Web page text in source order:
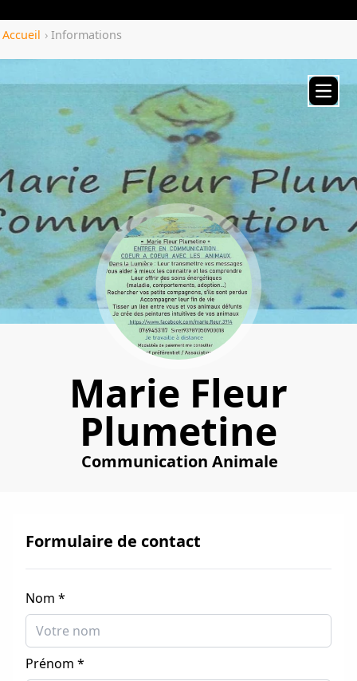
Accueil › Informations
Marie Fleur
Plumetine
Communication Animale
Formulaire de contact
Nom *
Prénom *